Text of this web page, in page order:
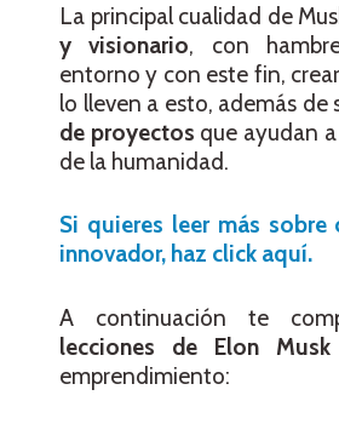
La principal cualidad de
y visionario, con
entorno y con este fin,
lo lleven a esto, además de
de proyectos que ayudan
de la humanidad.
Si quieres leer más
innovador, haz click aquí.
A continuación te
lecciones de Elon Musk
emprendimiento: